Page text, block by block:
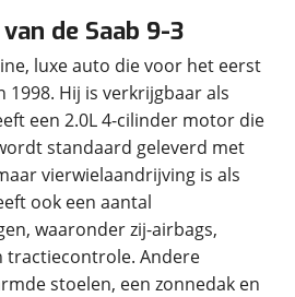
de Saab 9-3
luxe auto die voor het eerst
Hij is verkrijgbaar als
een 2.0L 4-cilinder motor die
standaard geleverd met
vierwielaandrijving is als
ook een aantal
waaronder zij-airbags,
Andere
stoelen, een zonnedak en